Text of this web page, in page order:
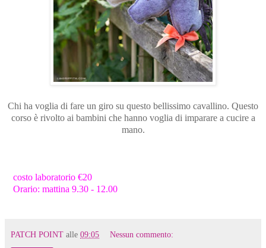
Chi ha voglia di fare un giro su questo bellissimo cavallino. Questo
corso è rivolto ai bambini che hanno voglia di imparare a cucire a
mano.
costo laboratorio €20
Orario: mattina 9.30 - 12.00
PATCH POINT alle 09:05 Nessun commento: